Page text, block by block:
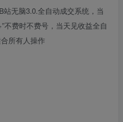
站无脑3.0.全自动成交系统，当
不费时不费号，当天见收益全自
所有人操作